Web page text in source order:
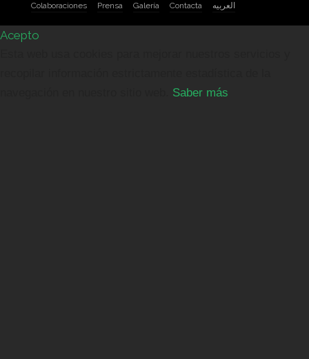
Colaboraciones
Prensa Galería Contacta العربيه
Acepto
Saber más